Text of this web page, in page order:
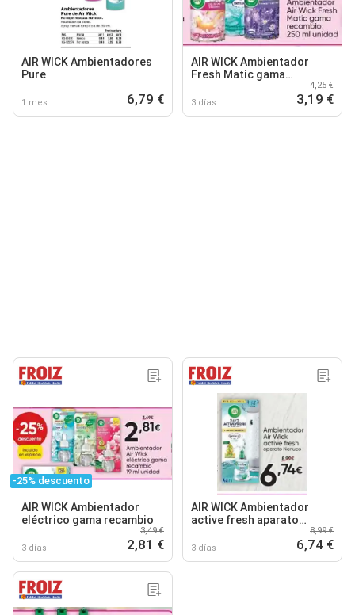
AIR WICK Ambientadores
Pure
1 mes 6,79 €
AIR WICK Ambientador
Fresh Matic gama
3 días
4,25 €
3,19 €
-25% descuento
AIR WICK Ambientador
eléctrico gama recambio
3 días
3,49 €
2,81 €
AIR WICK Ambientador
active fresh aparato
3 días
8,99 €
6,74 €